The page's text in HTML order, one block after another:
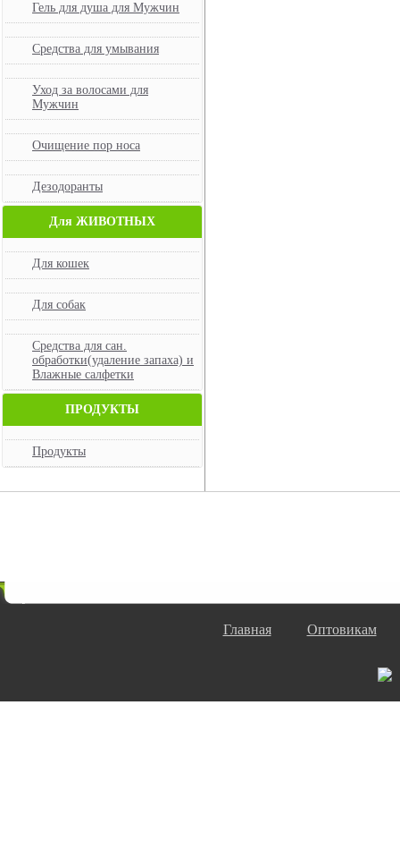
Гель для душа для Мужчин
Средства для умывания
Уход за волосами для
Мужчин
Очищение пор носа
Дезодоранты
Для ЖИВОТНЫХ
Для кошек
Для собак
Средства для сан.
обработки(удаление запаха) и
Влажные салфетки
ПРОДУКТЫ
Продукты
Главная Оптовикам